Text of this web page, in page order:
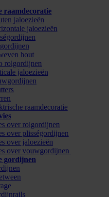
raamdecoratie
jaloezieën
jaloezieën
hout
rolgordijnen
jaloezieën
raamdecoratie
over rolgordijnen
over plisségordijnen
over jaloezieën
over vouwgordijnen
gordijnen